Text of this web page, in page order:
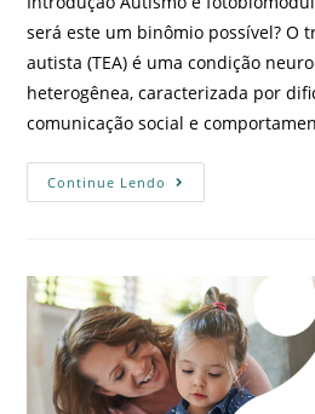
será este um binômio possível? O
autista (TEA) é uma condição
heterogênea, caracterizada por
comunicação social e
Continue Lendo